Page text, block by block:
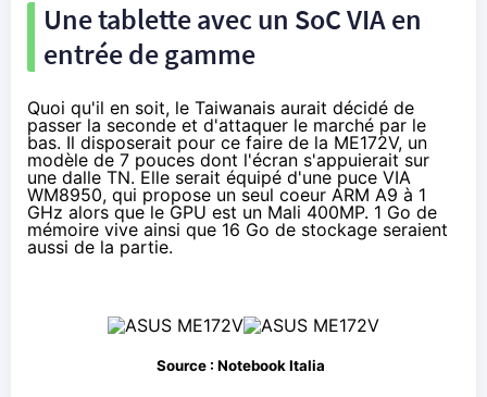
Une tablette avec un SoC VIA en
entrée de gamme
Quoi qu'il en soit, le Taiwanais aurait décidé de
passer la seconde et d'attaquer le marché par le
bas. Il disposerait pour ce faire de la ME172V, un
modèle de 7 pouces dont l'écran s'appuierait sur
une dalle TN. Elle serait équipé d'une puce VIA
WM8950, qui propose un seul coeur ARM A9 à 1
GHz alors que le GPU est un Mali 400MP. 1 Go de
mémoire vive ainsi que 16 Go de stockage seraient
aussi de la partie.
Source : Notebook Italia